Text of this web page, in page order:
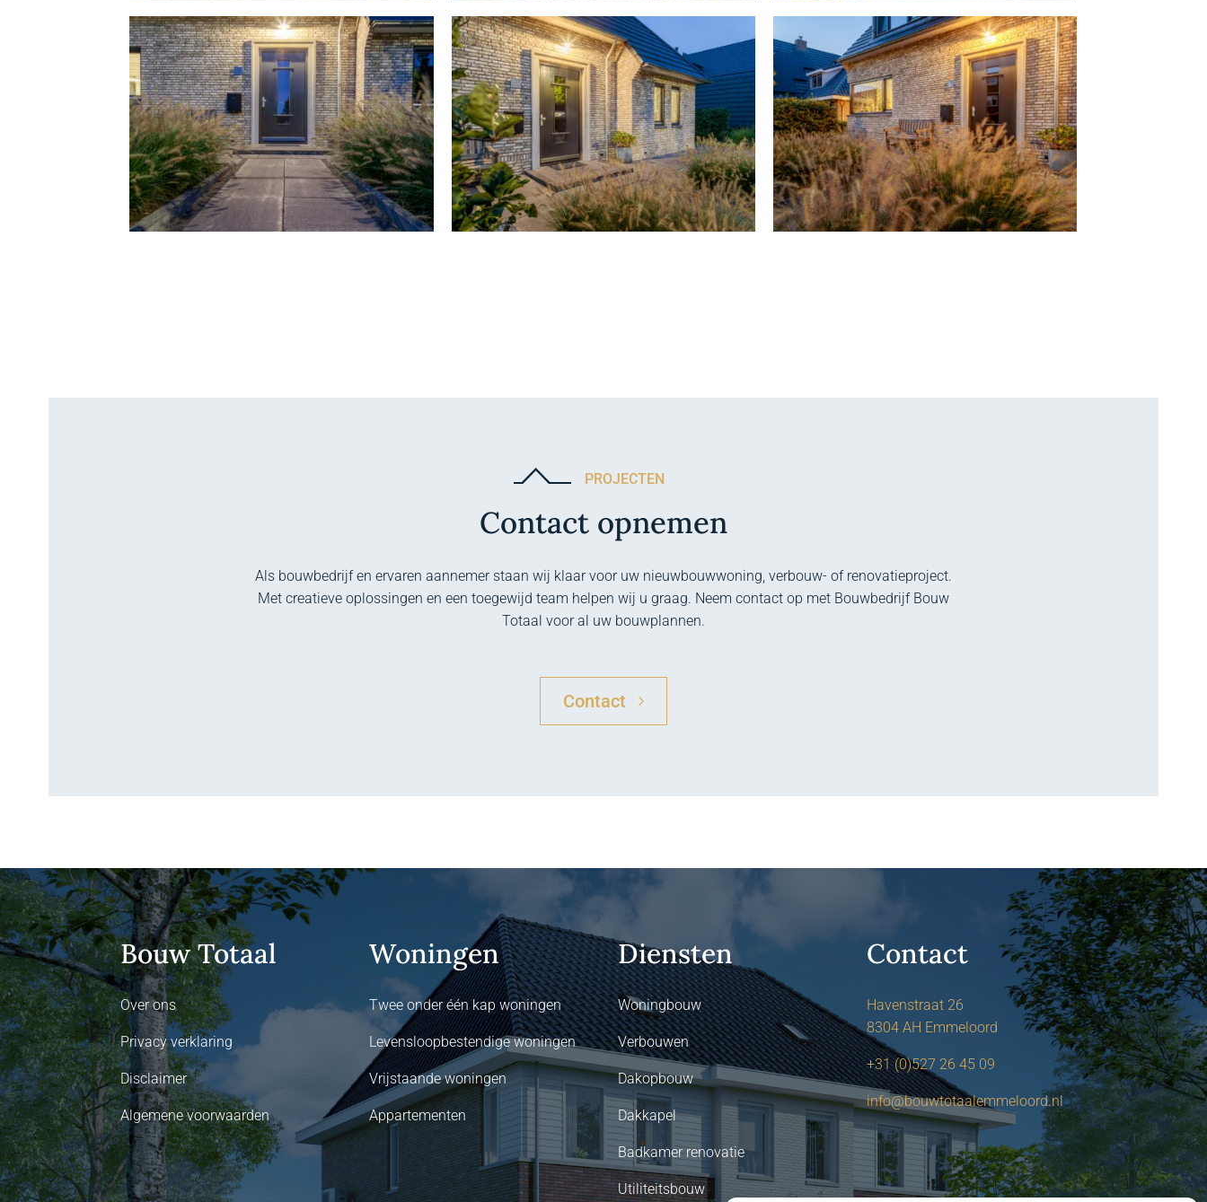
PROJECTEN
Contact opnemen
Als bouwbedrijf en ervaren aannemer staan wij klaar voor uw nieuwbouwwoning, verbouw- of renovatieproject.
Met creatieve oplossingen en een toegewijd team helpen wij u graag. Neem contact op met Bouwbedrijf Bouw
Totaal voor al uw bouwplannen.
Contact
Bouw Totaal
Over ons
Privacy verklaring
Disclaimer
Algemene voorwaarden
Woningen
Twee onder één kap woningen
Levensloopbestendige woningen
Vrijstaande woningen
Appartementen
Diensten
Woningbouw
Verbouwen
Dakopbouw
Dakkapel
Badkamer renovatie
Utiliteitsbouw
Contact
Havenstraat 26
8304 AH Emmeloord
+31 (0)527 26 45 09
info@bouwtotaalemmeloord.nl